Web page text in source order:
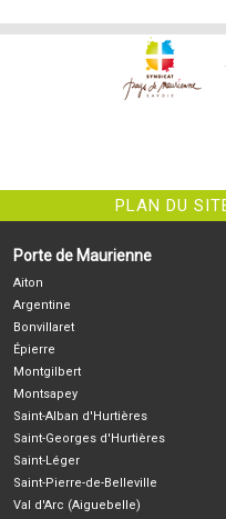
PLAN DU
Porte de Maurienne
Aiton
Argentine
Bonvillaret
Épierre
Montgilbert
Montsapey
Saint-Alban d'Hurtières
Saint-Georges d'Hurtières
Saint-Léger
Saint-Pierre-de-Belleville
Val d'Arc (Aiguebelle)